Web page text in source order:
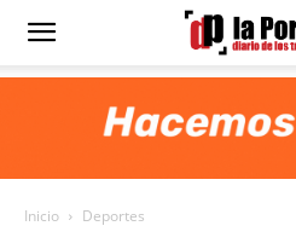
Diario
Inicio Deportes